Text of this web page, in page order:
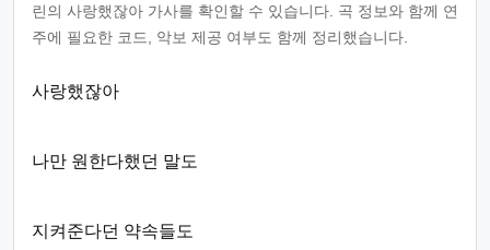
린의 사랑했잖아 가사를 확인할 수 있습니다. 곡 정보와 함께 연
주에 필요한 코드, 악보 제공 여부도 함께 정리했습니다.
사랑했잖아
나만 원한다했던 말도
지켜준다던 약속들도